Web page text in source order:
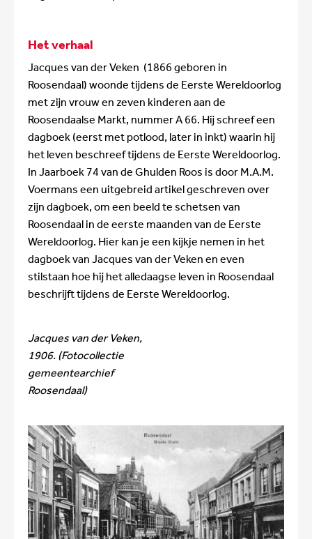
Het verhaal
Jacques van der Veken (1866 geboren in
Roosendaal) woonde tijdens de Eerste Wereldoorlog
met zijn vrouw en zeven kinderen aan de
Roosendaalse Markt, nummer A 66. Hij schreef een
dagboek (eerst met potlood, later in inkt) waarin hij
het leven beschreef tijdens de Eerste Wereldoorlog.
In Jaarboek 74 van de Ghulden Roos is door M.A.M.
Voermans een uitgebreid artikel geschreven over
zijn dagboek, om een beeld te schetsen van
Roosendaal in de eerste maanden van de Eerste
Wereldoorlog. Hier kan je een kijkje nemen in het
dagboek van Jacques van der Veken en even
stilstaan hoe hij het alledaagse leven in Roosendaal
beschrijft tijdens de Eerste Wereldoorlog.
Jacques van der Veken,
1906. (Fotocollectie
gemeentearchief
Roosendaal)